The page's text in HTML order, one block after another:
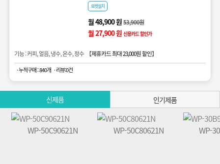
로켓설치
월 48,900 원 53,900원
월 27,900 원신용카드 할인가
기능 : 커피, 얼음, 냉수, 온수, 정수 【제휴카드 최대 23,000원 할인】
· 누적구매 : 840개· 리뷰:0건
신제품 인기제품
WP-50C90621N WP-50C80621N WP-